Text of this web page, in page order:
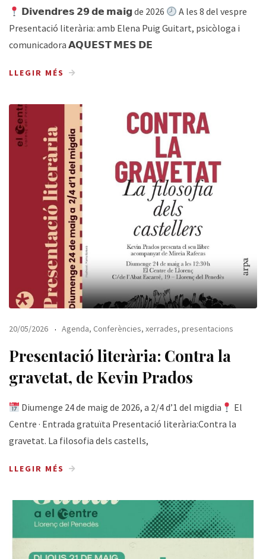
𝗗𝗶𝘃𝗲𝗻𝗱𝗿𝗲𝘀 𝟮𝟵 𝗱𝗲 𝗺𝗮𝗶𝗴 de 2026
A les 8 del vespre
Presentació literària: amb Elena Puig Guitart, psicòloga i
comunicadora 𝗔𝗤𝗨𝗘𝗦𝗧 𝗠𝗘𝗦 𝗗𝗘
LLEGIR MÉS
20/05/2026 Agenda, Conferències, xerrades, presentacions
Presentació literària: Contra la
gravetat, de Kevin Prados
Diumenge 24 de maig de 2026, a 2/4 d’1 del migdia
El
Centre · Entrada gratuïta Presentació literària:Contra la
gravetat. La filosofia dels castells,
LLEGIR MÉS